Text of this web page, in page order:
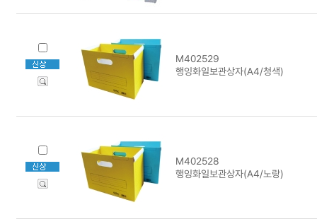
M402529
행잉화일보관상자(A4/청색)
M402528
행잉화일보관상자(A4/노랑)